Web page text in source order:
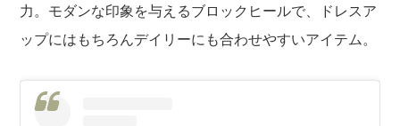
力。モダンな印象を与えるブロックヒールで、ドレスア
ップにはもちろんデイリーにも合わせやすいアイテム。